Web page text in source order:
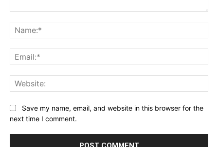
Save my name, email, and website in this browser for the
next time I comment.